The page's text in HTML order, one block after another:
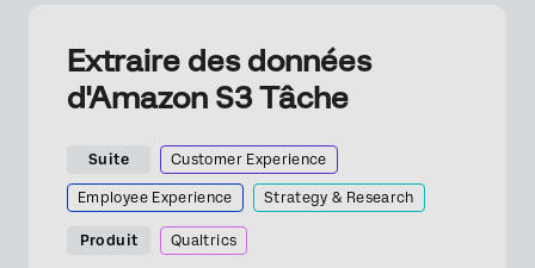
Extraire des données
d'Amazon S3 Tâche
Suite Customer Experience
Employee Experience Strategy & Research
Produit Qualtrics